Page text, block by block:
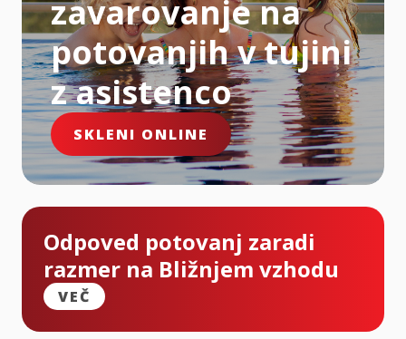
zavarovanje na
potovanjih v tujini
z asistenco
SKLENI ONLINE
Odpoved potovanj zaradi
razmer na Bližnjem vzhodu
VEČ